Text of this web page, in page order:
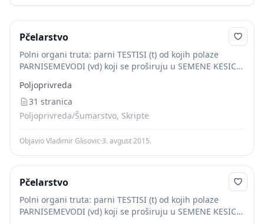
Pčelarstvo
Polni organi truta: parni TESTISI (t) od kojih polaze
PARNISEMEVODI (vd) koji se proširuju u SEMENE KESICE
a zatim spajaju u jedan...
Poljoprivreda
31 stranica
Poljoprivreda/Šumarstvo, Skripte
Objavio Vladimir Glisovic·3. avgust 2015.
Pčelarstvo
Polni organi truta: parni TESTISI (t) od kojih polaze
PARNISEMEVODI (vd) koji se proširuju u SEMENE KESICE